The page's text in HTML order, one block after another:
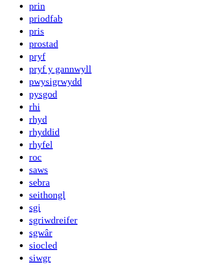
prin
priodfab
pris
prostad
pryf
pryf y gannwyll
pwysigrwydd
pysgod
rhi
rhyd
rhyddid
rhyfel
roc
saws
sebra
seithongl
sgi
sgriwdreifer
sgwâr
siocled
siwgr